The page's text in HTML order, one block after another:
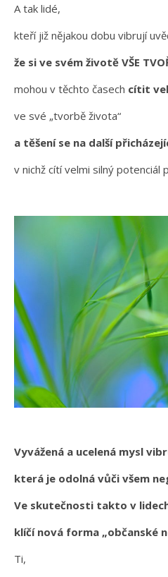
A tak lidé,
kteří již nějakou dobu vibrují
že si ve svém životě VŠE
mohou v těchto časech cítit
ve své „tvorbě života“
a těšení se na další
v nichž cítí velmi silný potenciál
Vyvážená a ucelená mysl
která je odolná vůči všem
Ve skutečnosti takto v
klíčí nová forma „občanské
Ti,